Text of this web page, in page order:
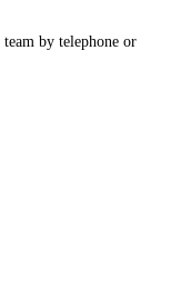
by telephone or